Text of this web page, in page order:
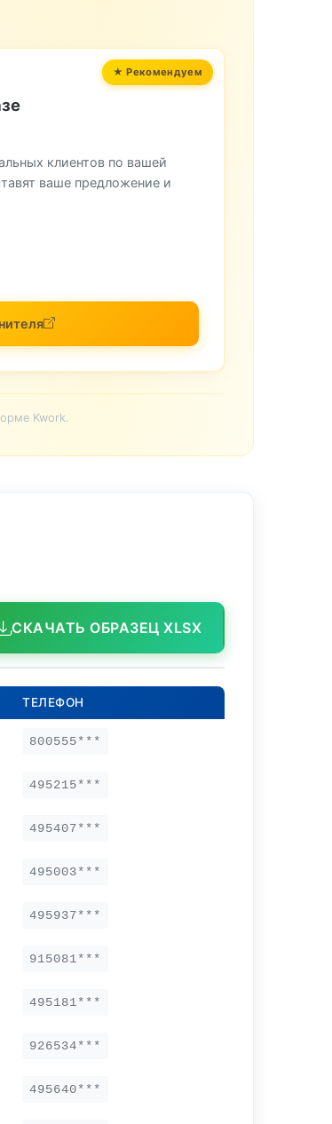
клиентов по вашей
ваше предложение и
Kwork.
СКАЧАТЬ ОБРАЗЕЦ XLSX
ТЕЛЕФОН
800555***
495215***
495407***
495003***
495937***
915081***
495181***
926534***
495640***